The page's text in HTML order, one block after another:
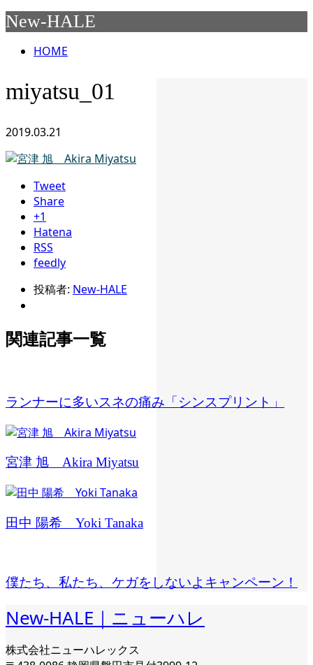
New-HALE
HOME
miyatsu_01
2019.03.21
Tweet
Share
+1
Hatena
RSS
feedly
投稿者: New-HALE
関連記事一覧
ランナーに多いスネの痛み「シンスプリント」
宮津 旭 Akira Miyatsu
田中 陽希 Yoki Tanaka
僕たち、私たち、ケガをしないよキャンペーン！
New-HALE｜ニューハレ
株式会社ニューハレックス